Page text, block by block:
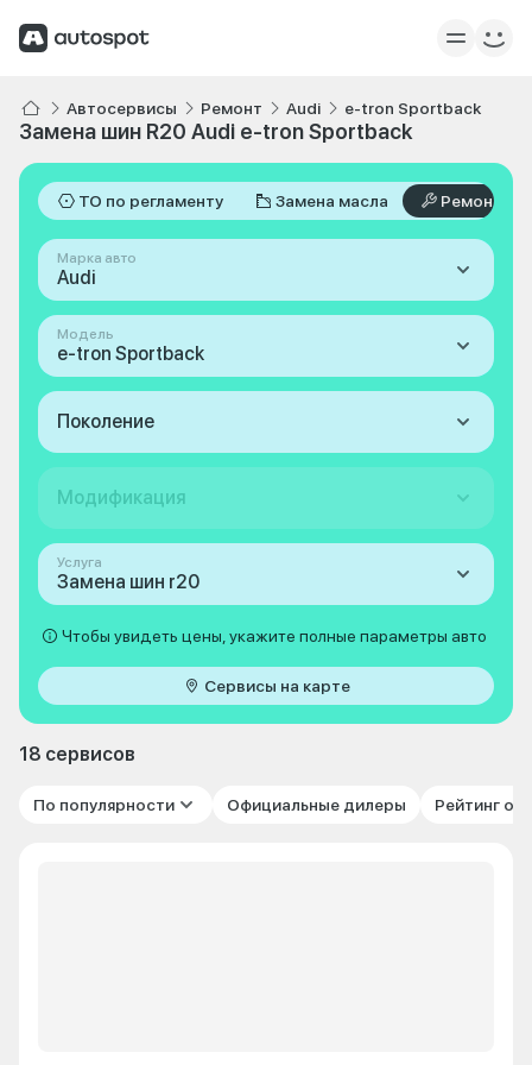
Автосервисы Ремонт Audi e-tron Sportback
Замена шин R20 Audi e-tron Sportback
ТО по регламенту Замена масла Ремонт
Марка авто
Audi
Модель
e-tron Sportback
Поколение
Модификация
Услуга
Замена шин r20
Чтобы увидеть цены, укажите полные параметры авто
Сервисы на карте
18 сервисов
По популярности Официальные дилеры Рейтинг